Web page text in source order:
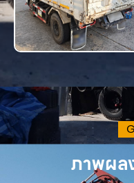
ภาพผล